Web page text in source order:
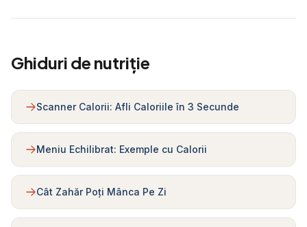
Ghiduri de nutriție
Scanner Calorii: Afli Caloriile în 3 Secunde
Meniu Echilibrat: Exemple cu Calorii
Cât Zahăr Poți Mânca Pe Zi